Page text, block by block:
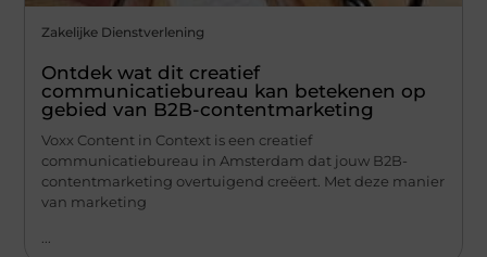
Zakelijke Dienstverlening
Ontdek wat dit creatief
communicatiebureau kan betekenen op
gebied van B2B-contentmarketing
Voxx Content in Context is een creatief
communicatiebureau in Amsterdam dat jouw B2B-
contentmarketing overtuigend creëert. Met deze manier
van marketing
...